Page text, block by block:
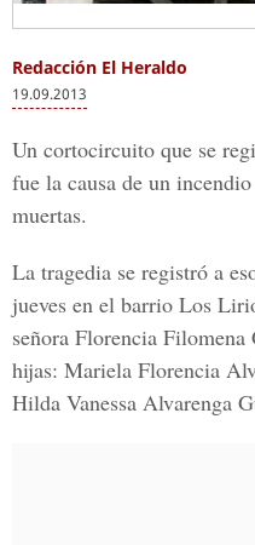
Redacción El Heraldo
19.09.2013
Un cortocircuito que se
fue la causa de un
muertas.
La tragedia se registró a
jueves en el barrio Los
señora Florencia Filomena
hijas: Mariela Florencia
Hilda Vanessa Alvarenga